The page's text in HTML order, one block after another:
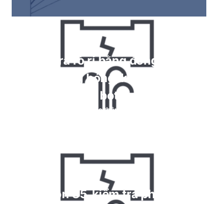
Kiểm tra rò rỉ bằng đồng hồ đo,
ngâm bong bóng, kiểm tra phun
bọt
Đọc thêm
Krypton 85, kiểm tra phản ứng